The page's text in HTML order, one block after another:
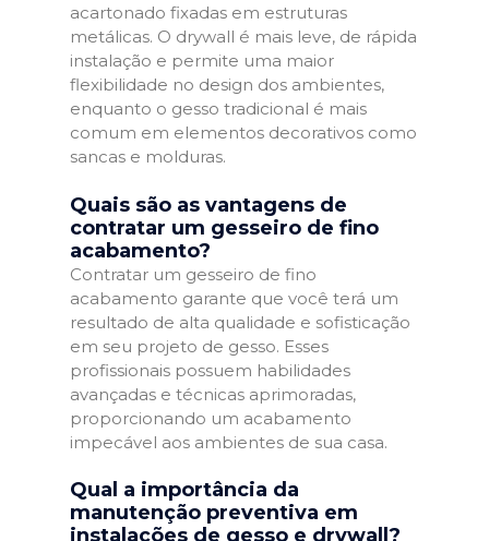
acartonado fixadas em estruturas
metálicas. O drywall é mais leve, de rápida
instalação e permite uma maior
flexibilidade no design dos ambientes,
enquanto o gesso tradicional é mais
comum em elementos decorativos como
sancas e molduras.
Quais são as vantagens de
contratar um gesseiro de fino
acabamento?
Contratar um gesseiro de fino
acabamento garante que você terá um
resultado de alta qualidade e sofisticação
em seu projeto de gesso. Esses
profissionais possuem habilidades
avançadas e técnicas aprimoradas,
proporcionando um acabamento
impecável aos ambientes de sua casa.
Qual a importância da
manutenção preventiva em
instalações de gesso e drywall?